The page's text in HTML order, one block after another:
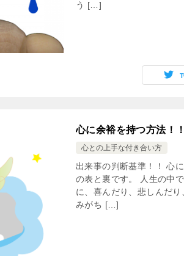
う […]
心に余裕を持つ方法！
心との上手な付き合い方
出来事の判断基準！！ 心
の表と裏です。 人生の中
に、喜んだり、悲しんだ
みがち […]